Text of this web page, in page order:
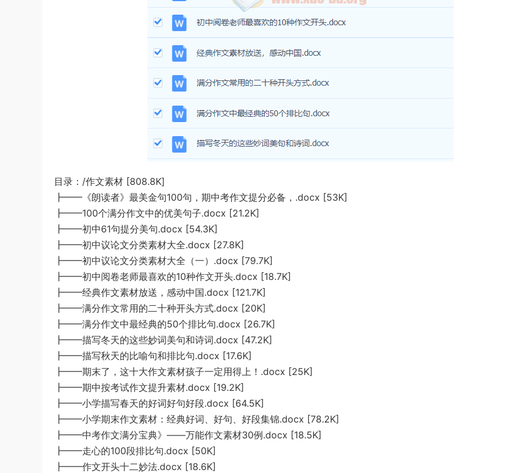
目录：/作文素材 [808.8K]
┣━━《朗读者》最美金句100句，期中考作文提分必备，.docx [53K]
┣━━100个满分作文中的优美句子.docx [21.2K]
┣━━初中61句提分美句.docx [54.3K]
┣━━初中议论文分类素材大全.docx [27.8K]
┣━━初中议论文分类素材大全（一）.docx [79.7K]
┣━━初中阅卷老师最喜欢的10种作文开头.docx [18.7K]
┣━━经典作文素材放送，感动中国.docx [121.7K]
┣━━满分作文常用的二十种开头方式.docx [20K]
┣━━满分作文中最经典的50个排比句.docx [26.7K]
┣━━描写冬天的这些妙词美句和诗词.docx [47.2K]
┣━━描写秋天的比喻句和排比句.docx [17.6K]
┣━━期末了，这十大作文素材孩子一定用得上！.docx [25K]
┣━━期中按考试作文提升素材.docx [19.2K]
┣━━小学描写春天的好词好句好段.docx [64.5K]
┣━━小学期末作文素材：经典好词、好句、好段集锦.docx [78.2K]
┣━━中考作文满分宝典》——万能作文素材30例.docx [18.5K]
┣━━走心的100段排比句.docx [50K]
┣━━作文开头十二妙法.docx [18.6K]